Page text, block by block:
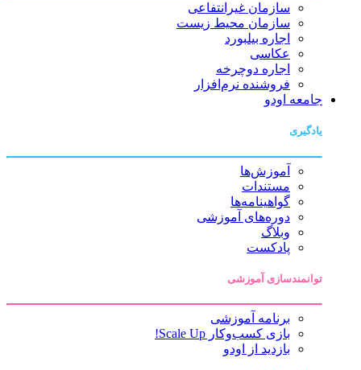
سازمان غیرانتفاعی
سازمان محیط زیست
اجاره بیلبورد
عکاسی
اجاره دوچرخه
فروشنده نرم‌افزار
جامعه اودو
یادگیری
آموزش‌ها
مستندات
گواهینامه‌ها
دوره‌های آموزشی
وبلاگ
پادکست
توانمندسازی آموزشی
برنامه آموزشی
بازی کسب‌وکار Scale Up!
بازدید از اودو